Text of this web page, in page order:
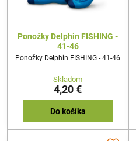
Ponožky Delphin FISHING -
41-46
Ponožky Delphin FISHING - 41-46
Skladom
4,20 €
Do košíka